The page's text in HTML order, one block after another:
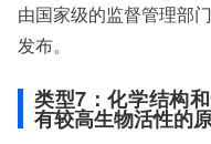
由国家级的监督管理部
发布。
类型7：化学结构
有较高生物活性的